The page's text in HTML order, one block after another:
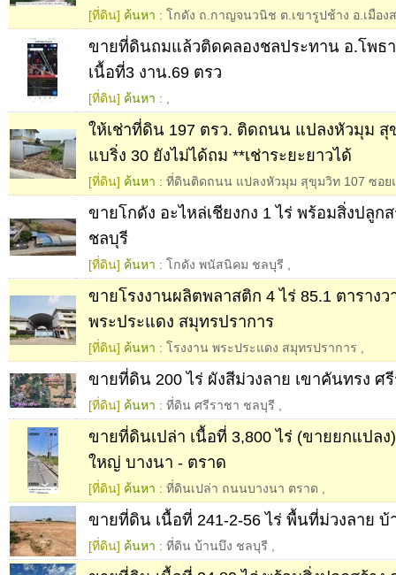
[ที่ดิน] ค้นหา : โกดัง ถ.กาญจนวนิช ต.เขารูปช้าง อ.เมือง
ขายที่ดินถมแล้วติดคลองชลประทาน อ.โพธ
เนื้อที่3 งาน.69 ตรว
[ที่ดิน] ค้นหา :
ให้เช่าที่ดิน 197 ตรว. ติดถนน แปลงหัวมุม สุ
แบริ่ง 30 ยังไม่ได้ถม **เช่าระยะยาวได้
[ที่ดิน] ค้นหา : ที่ดินติดถนน แปลงหัวมุม สุขุมวิท 107 ซอย
ขายโกดัง อะไหล่เชียงกง 1 ไร่ พร้อมสิ่งปลูก
ชลบุรี
[ที่ดิน] ค้นหา : โกดัง พนัสนิคม ชลบุรี
ขายโรงงานผลิตพลาสติก 4 ไร่ 85.1 ตารางว
พระประแดง สมุทรปราการ
[ที่ดิน] ค้นหา : โรงงาน พระประแดง สมุทรปราการ
ขายที่ดิน 200 ไร่ ผังสีม่วงลาย เขาคันทรง ศ
[ที่ดิน] ค้นหา : ที่ดิน ศรีราชา ชลบุรี
ขายที่ดินเปล่า เนื้อที่ 3,800 ไร่ (ขายยกแปล
ใหญ่ บางนา - ตราด
[ที่ดิน] ค้นหา : ที่ดินเปล่า ถนนบางนา ตราด
ขายที่ดิน เนื้อที่ 241-2-56 ไร่ พื้นที่ม่วงลาย
[ที่ดิน] ค้นหา : ที่ดิน บ้านบึง ชลบุรี